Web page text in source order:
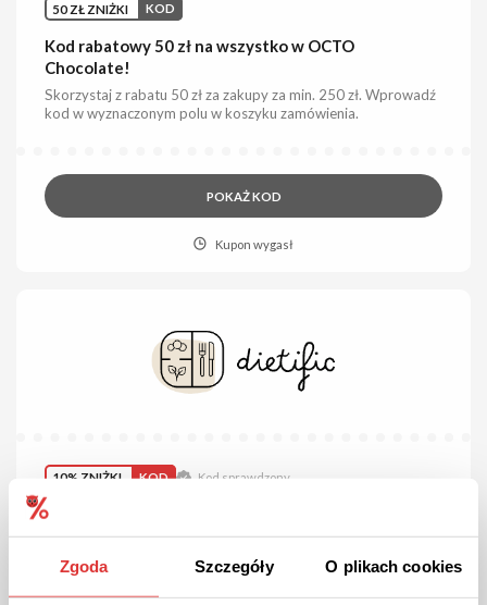
Zgoda Szczegóły O plikach cookies
50 ZŁ ZNIŻKI KOD
Kod rabatowy 50 zł na wszystko w OCTO
Chocolate!
Skorzystaj z rabatu 50 zł za zakupy za min. 250 zł. Wprowadź
kod w wyznaczonym polu w koszyku zamówienia.
POKAŻ KOD
Kupon wygasł
10% ZNIŻKI KOD Kod sprawdzony
Kod rabatowy 10% na catering w Dietific!
Skorzystaj z rabatu 10% przy zamówieniu dowolnej diety.
Podczas składania zamówienia użyj kodu rabatowego w
koszyku.